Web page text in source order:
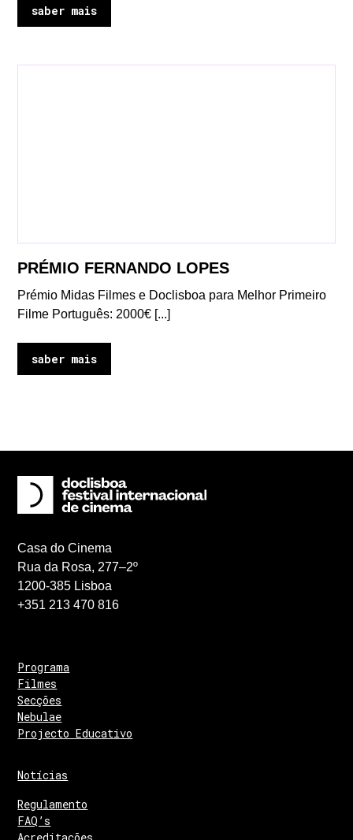
saber mais
PRÉMIO FERNANDO LOPES
Prémio Midas Filmes e Doclisboa para Melhor Primeiro
Filme Português: 2000€ [...]
saber mais
Casa do Cinema
Rua da Rosa, 277–2º
1200-385 Lisboa
+351 213 470 816
Programa
Filmes
Secções
Nebulae
Projecto Educativo
Notícias
Regulamento
FAQ’s